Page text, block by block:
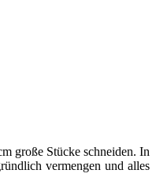
große Stücke schneiden. In
vermengen und alles